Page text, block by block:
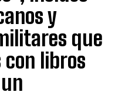
y
que
con libros